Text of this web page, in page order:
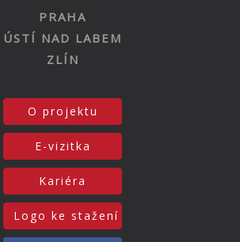
PRAHA
ÚSTÍ NAD LABEM
ZLÍN
O projektu
E-vizitka
Kariéra
Logo ke stažení